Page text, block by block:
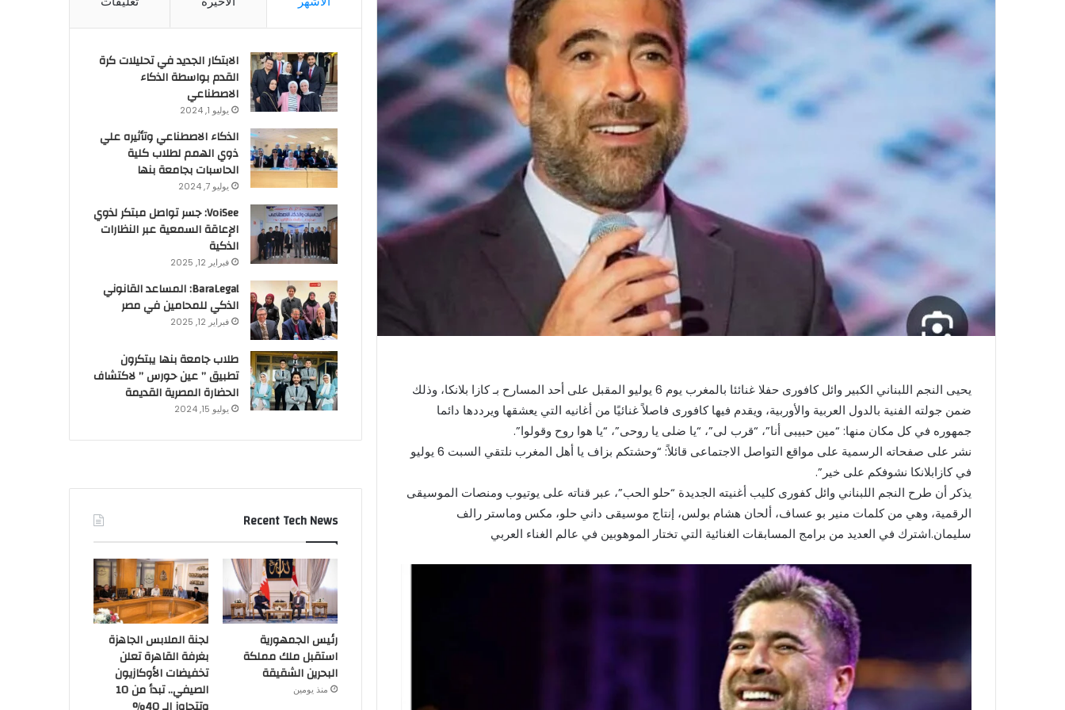
يحيى النجم اللبناني الكبير وائل كافورى حفلا غنائئا بالمغرب يوم 6 يوليو المقبل على أحد المسارح بـ كازا بلانكا، وذلك
ضمن جولته الفنية بالدول العربية والأوربية، ويقدم فيها كافورى فاصلاً غنائيًا من أغانيه التي يعشقها ويرددها دائما
جمهوره في كل مكان منها: “مين حبيبى أنا”، “قرب لى”، “يا ضلى يا روحى”، “يا هوا روح وقولوا”.
نشر على صفحاته الرسمية على مواقع التواصل الاجتماعى قائلاً: “وحشتكم بزاف يا أهل المغرب نلتقي السبت 6 يوليو
في كازابلانكا نشوفكم على خير”.
يذكر أن طرح النجم اللبناني وائل كفورى كليب أغنيته الجديدة “حلو الحب”، عبر قناته على يوتيوب ومنصات الموسيقى
الرقمية، وهي من كلمات منير بو عساف، ألحان هشام بولس، إنتاج موسيقى داني حلو، مكس وماستر رالف
سليمان.اشترك في العديد من برامج المسابقات الغنائية التي تختار الموهوبين في عالم الغناء العربي
الابتكار الجديد في تحليلات كرة
القدم بواسطة الذكاء
الاصطناعي
يوليو 1, 2024
الذكاء الاصطناعي وتأثيره علي
ذوي الهمم لطلاب كلية
الحاسبات بجامعة بنها
يوليو 7, 2024
VoiSee: جسر تواصل مبتكر لذوي
الإعاقة السمعية عبر النظارات
الذكية
فبراير 12, 2025
BaraLegal: المساعد القانوني
الذكي للمحامين في مصر
فبراير 12, 2025
طلاب جامعة بنها يبتكرون
تطبيق ” عين حورس ” لاكتشاف
الحضارة المصرية القديمة
يوليو 15, 2024
Recent Tech News
رئيس الجمهورية
استقبل ملك مملكة
البحرين الشقيقة
منذ يومين
لجنة الملابس الجاهزة
بغرفة القاهرة تعلن
تخفيضات الأوكازيون
الصيفي.. تبدأ من 10